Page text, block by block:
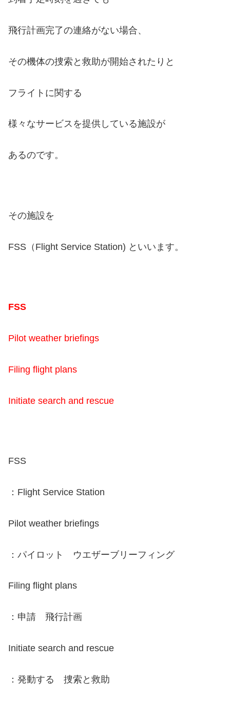
飛行計画完了の連絡がない場合、
その機体の捜索と救助が開始されたりと
フライトに関する
様々なサービスを提供している施設が
あるのです。
その施設を
FSS（Flight Service Station) といいます。
FSS
Pilot weather briefings
Filing flight plans
Initiate search and rescue
FSS
：Flight Service Station
Pilot weather briefings
：パイロット ウエザーブリーフィング
Filing flight plans
：申請 飛行計画
Initiate search and rescue
：発動する 捜索と救助